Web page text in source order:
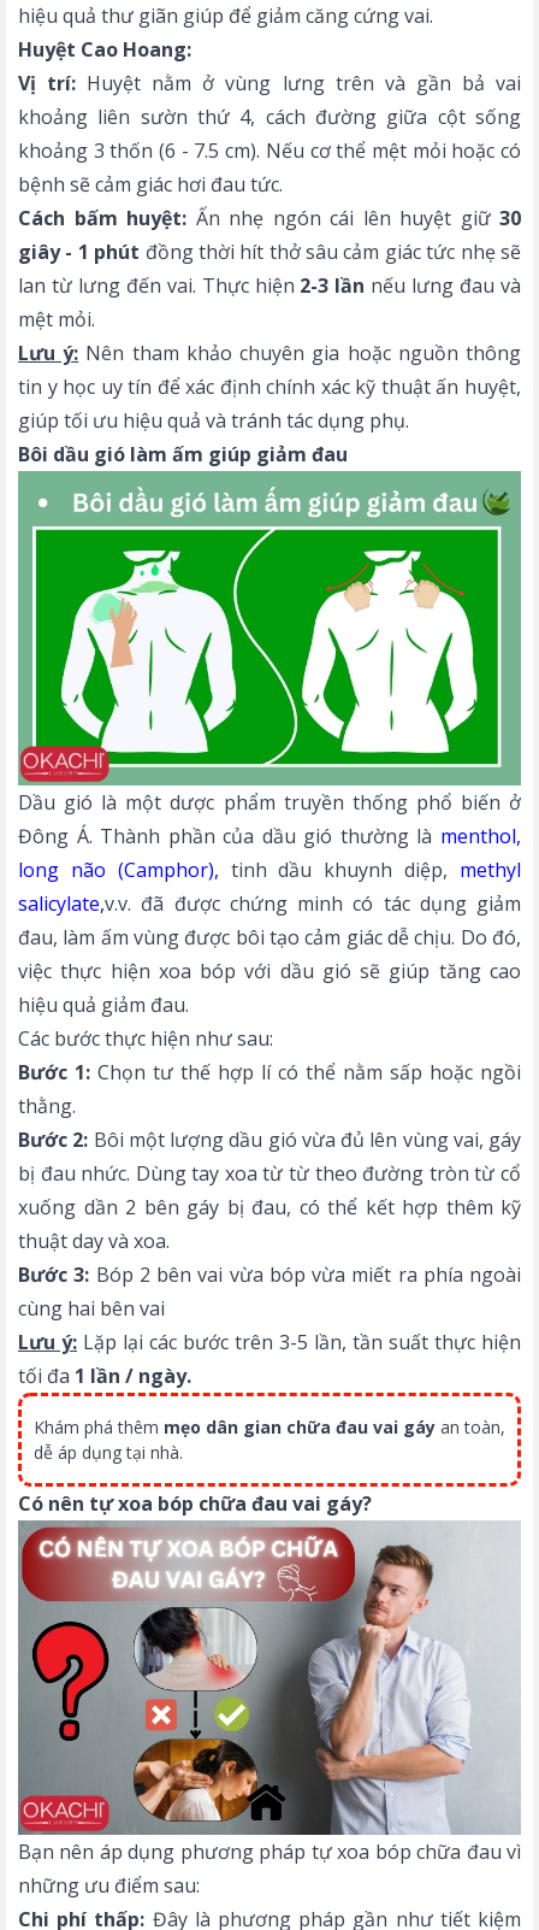
hiệu quả thư giãn giúp để giảm căng cứng vai.
Huyệt Cao Hoang:
Vị trí: Huyệt nằm ở vùng lưng trên và gần bả vai
khoảng liên sườn thứ 4, cách đường giữa cột sống
khoảng 3 thốn (6 - 7.5 cm). Nếu cơ thể mệt mỏi hoặc có
bệnh sẽ cảm giác hơi đau tức.
Cách bấm huyệt: Ấn nhẹ ngón cái lên huyệt giữ 30
giây - 1 phút đồng thời hít thở sâu cảm giác tức nhẹ sẽ
lan từ lưng đến vai. Thực hiện 2-3 lần nếu lưng đau và
mệt mỏi.
Lưu ý: Nên tham khảo chuyên gia hoặc nguồn thông
tin y học uy tín để xác định chính xác kỹ thuật ấn huyệt,
giúp tối ưu hiệu quả và tránh tác dụng phụ.
Bôi dầu gió làm ấm giúp giảm đau
Dầu gió là một dược phẩm truyền thống phổ biến ở
Đông Á. Thành phần của dầu gió thường là menthol,
long não (Camphor), tinh dầu khuynh diệp, methyl
salicylate,v.v. đã được chứng minh có tác dụng giảm
đau, làm ấm vùng được bôi tạo cảm giác dễ chịu. Do đó,
việc thực hiện xoa bóp với dầu gió sẽ giúp tăng cao
hiệu quả giảm đau.
Các bước thực hiện như sau:
Bước 1: Chọn tư thế hợp lí có thể nằm sấp hoặc ngồi
thằng.
Bước 2: Bôi một lượng dầu gió vừa đủ lên vùng vai, gáy
bị đau nhức. Dùng tay xoa từ từ theo đường tròn từ cổ
xuống dần 2 bên gáy bị đau, có thể kết hợp thêm kỹ
thuật day và xoa.
Bước 3: Bóp 2 bên vai vừa bóp vừa miết ra phía ngoài
cùng hai bên vai
Lưu ý: Lặp lại các bước trên 3-5 lần, tần suất thực hiện
tối đa 1 lần / ngày.
Khám phá thêm mẹo dân gian chữa đau vai gáy an toàn,
dễ áp dụng tại nhà.
Có nên tự xoa bóp chữa đau vai gáy?
Bạn nên áp dụng phương pháp tự xoa bóp chữa đau vì
những ưu điểm sau:
Chi phí thấp: Đây là phương pháp gần như tiết kiệm